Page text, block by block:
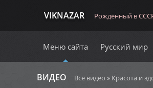
VIKNAZAR Рождённый в
Меню сайта Русский мир
ВИДЕО Все видео » Красота и